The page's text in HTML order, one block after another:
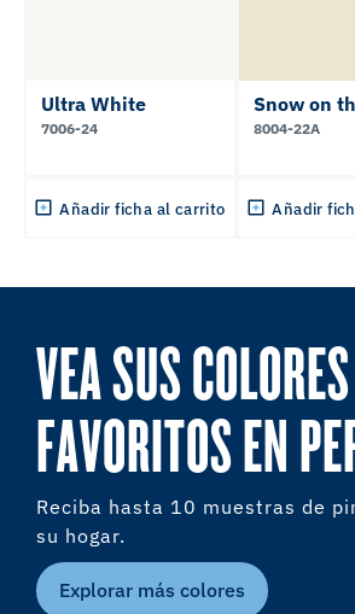
Ultra White
7006-24
Añadir ficha al carrito
Snow on
8004-22A
Añadir
VEA SUS COLORES
FAVORITOS EN
Reciba hasta 10 muestras de
su hogar.
Explorar más colores